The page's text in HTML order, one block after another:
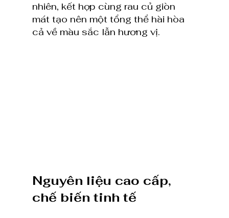
nhiên, kết hợp cùng rau củ giòn
mát tạo nên một tổng thể hài hòa
cả về màu sắc lẫn hương vị.
Nguyên liệu cao cấp,
chế biến tinh tế